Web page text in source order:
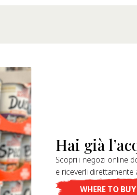
Hai già
Scopri i negozi online
e riceverli direttamente
WHERE TO BUY